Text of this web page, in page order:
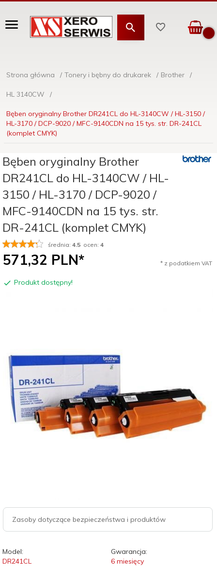
Strona główna Tonery i bębny do drukarek Brother
HL 3140CW
Bęben oryginalny Brother DR241CL do HL-3140CW / HL-3150 /
HL-3170 / DCP-9020 / MFC-9140CDN na 15 tys. str. DR-241CL
(komplet CMYK)
Bęben oryginalny Brother
DR241CL do HL-3140CW / HL-
3150 / HL-3170 / DCP-9020 /
MFC-9140CDN na 15 tys. str.
DR-241CL (komplet CMYK)
średnia: 4.5 ocen: 4
571,32 PLN* * z podatkiem VAT
Produkt dostępny!
Zasoby dotyczące bezpieczeństwa i produktów
Model:
DR241CL
Gwarancja:
6 miesięcy